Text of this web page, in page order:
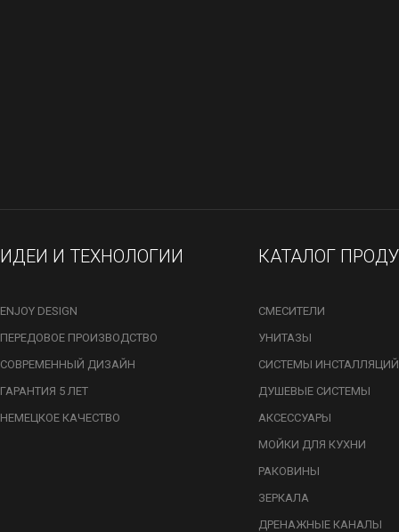
ИДЕИ И ТЕХНОЛОГИИ
ENJOY DESIGN
ПЕРЕДОВОЕ ПРОИЗВОДСТВО
СОВРЕМЕННЫЙ ДИЗАЙН
ГАРАНТИЯ 5 ЛЕТ
НЕМЕЦКОЕ КАЧЕСТВО
КАТАЛОГ
СМЕСИТЕЛИ
УНИТАЗЫ
СИСТЕМЫ ИНСТАЛЛЯЦИЙ
ДУШЕВЫЕ СИСТЕМЫ
АКСЕССУАРЫ
МОЙКИ ДЛЯ КУХНИ
РАКОВИНЫ
ЗЕРКАЛА
ДРЕНАЖНЫЕ КАНАЛЫ